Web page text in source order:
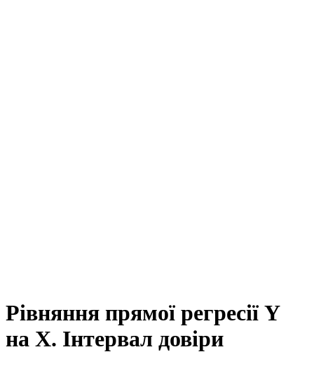
Рівняння прямої регресії Y
на X. Інтервал довіри